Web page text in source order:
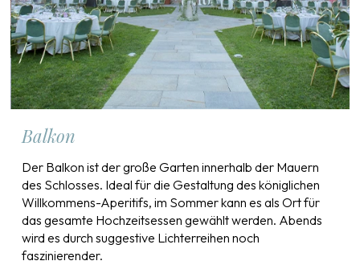
Balkon
Der Balkon ist der große Garten innerhalb der Mauern
des Schlosses. Ideal für die Gestaltung des königlichen
Willkommens-Aperitifs, im Sommer kann es als Ort für
das gesamte Hochzeitsessen gewählt werden. Abends
wird es durch suggestive Lichterreihen noch
faszinierender.